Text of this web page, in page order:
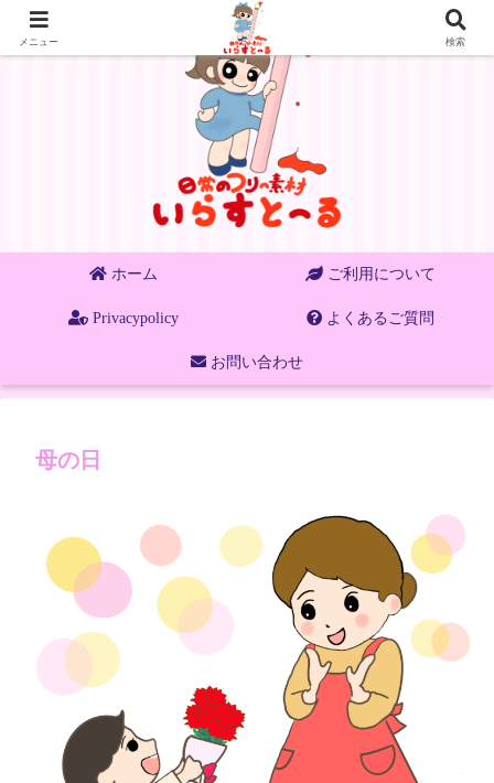
ホーム ご利用について
Privacypolicy よくあるご質問
お問い合わせ
母の日
メニュー 検索